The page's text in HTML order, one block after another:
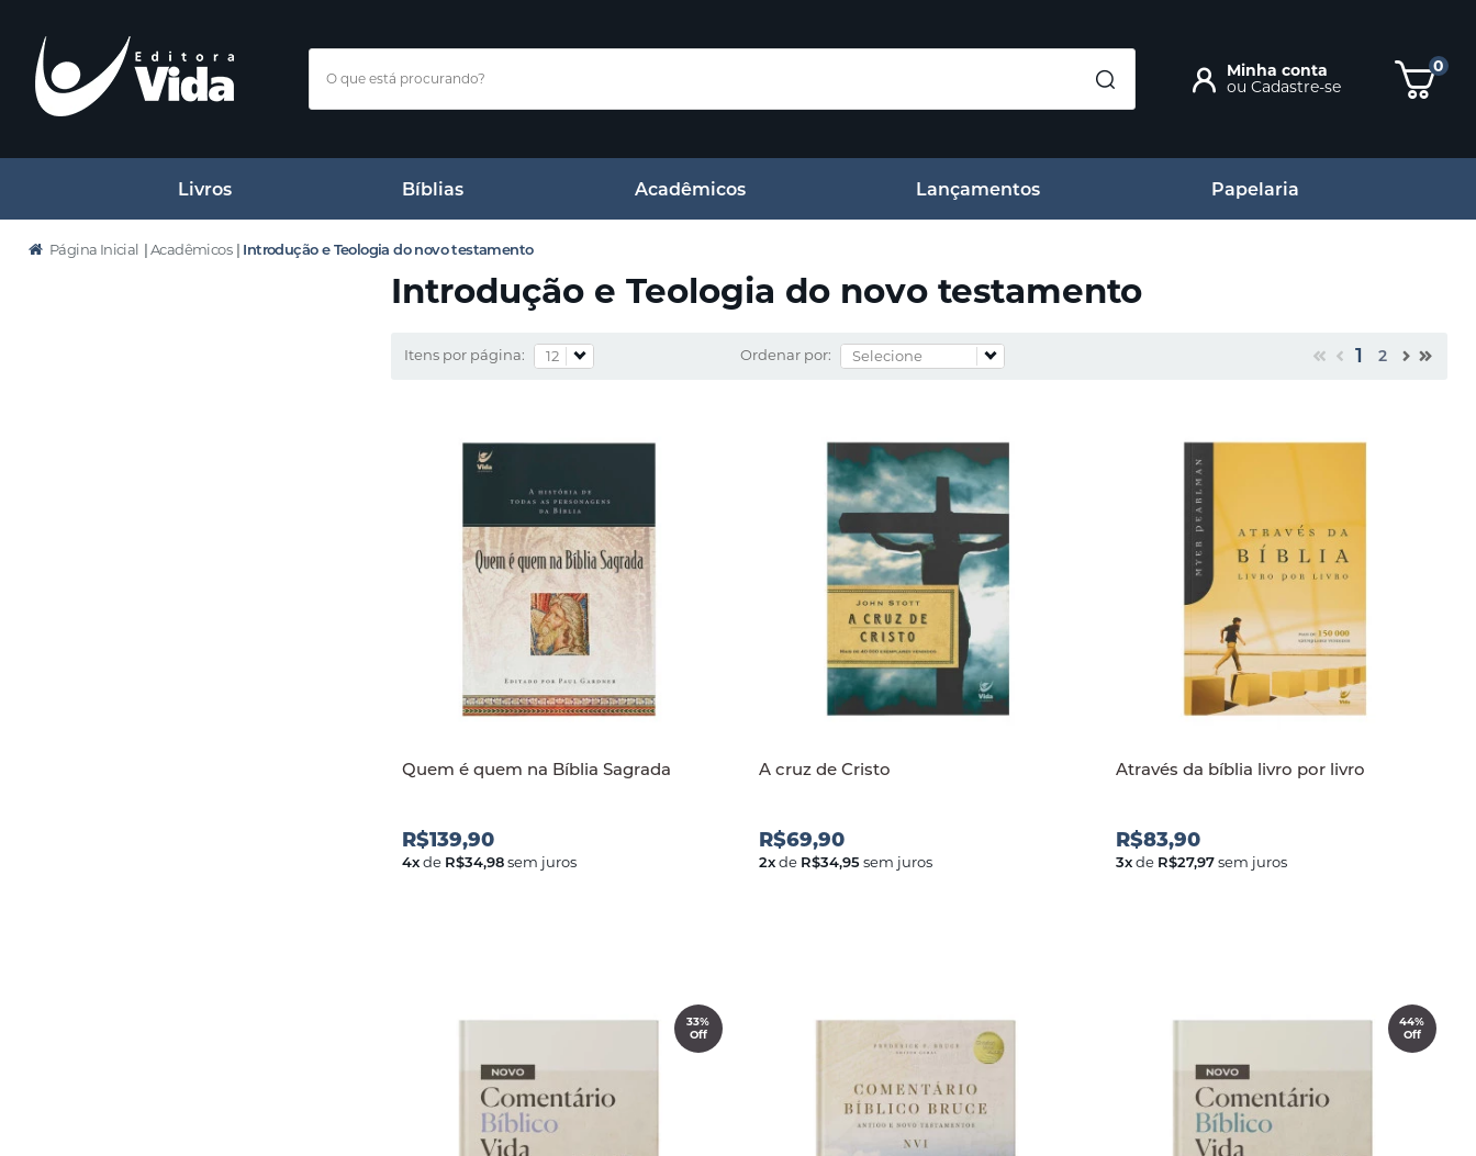
Minha conta
ou Cadastre-se
0
Livros Bíblias Acadêmicos Lançamentos Papelaria
Página Inicial |Acadêmicos | Introdução e Teologia do novo testamento
Introdução e Teologia do novo testamento
Itens por página: Ordenar por: 1 2
Quem é quem na Bíblia Sagrada
R$139,90
4xde R$34,98sem juros
A cruz de Cristo
R$69,90
2xde R$34,95sem juros
Através da bíblia livro por livro
R$83,90
3xde R$27,97sem juros
33%
Off
44%
Off